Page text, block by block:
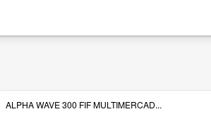
ALPHA WAVE 300 FIF MULTIMERCAD...